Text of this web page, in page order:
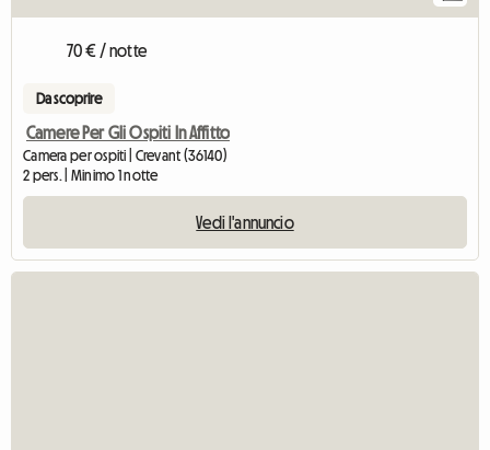
70 € / notte
Da scoprire
Camere Per Gli Ospiti In Affitto
Camera per ospiti | Crevant (36140)
2 pers. | Minimo 1 notte
Vedi l'annuncio